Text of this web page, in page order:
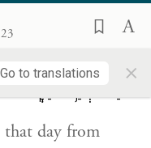
Go to translations ×
30 וַיּ֨וֹשַׁע יְהֹוָ֜ה
עַל־שְׂפַ֥ת הַיָּֽם׃
that day from